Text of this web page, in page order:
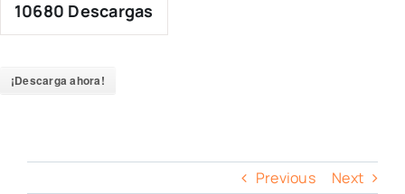
10680 Descargas
¡Descarga ahora!
Previous Next